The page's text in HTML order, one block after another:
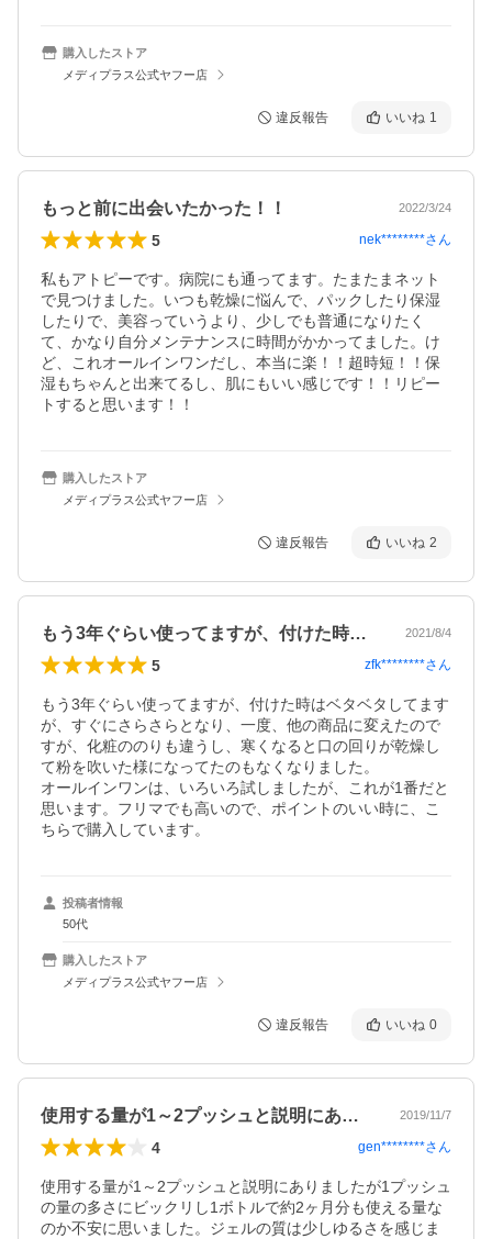
購入したストア
メディプラス公式ヤフー店
違反報告 いいね 1
もっと前に出会いたかった！！ 2022/3/24
5 nek********さん
私もアトピーです。病院にも通ってます。たまたまネット
で見つけました。いつも乾燥に悩んで、パックしたり保湿
したりで、美容っていうより、少しでも普通になりたく
て、かなり自分メンテナンスに時間がかかってました。け
ど、これオールインワンだし、本当に楽！！超時短！！保
湿もちゃんと出来てるし、肌にもいい感じです！！リピー
トすると思います！！
購入したストア
メディプラス公式ヤフー店
違反報告 いいね 2
もう3年ぐらい使ってますが、付けた時は… 2021/8/4
5 zfk********さん
もう3年ぐらい使ってますが、付けた時はベタベタしてます
が、すぐにさらさらとなり、一度、他の商品に変えたので
すが、化粧ののりも違うし、寒くなると口の回りが乾燥し
て粉を吹いた様になってたのもなくなりました。
オールインワンは、いろいろ試しましたが、これが1番だと
思います。フリマでも高いので、ポイントのいい時に、こ
ちらで購入しています。
投稿者情報
50代
購入したストア
メディプラス公式ヤフー店
違反報告 いいね 0
使用する量が1～2プッシュと説明にあり… 2019/11/7
4 gen********さん
使用する量が1～2プッシュと説明にありましたが1プッシュ
の量の多さにビックリし1ボトルで約2ヶ月分も使える量な
のか不安に思いました。ジェルの質は少しゆるさを感じま